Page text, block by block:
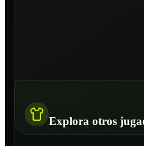
Explora otros